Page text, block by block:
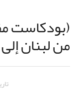
(بودكاست
من لبنان